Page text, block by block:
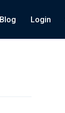
Blog Login